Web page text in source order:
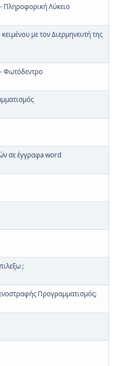
Πληροφορική Λύκειο
με τον Διερμηνευτή της
Φωτόδεντρο
σε έγγραφa word
;
Προγραμματισμός;